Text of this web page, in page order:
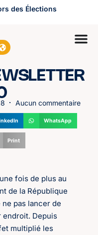
des Élections
Aucun commentaire
WhatsApp
Print
fois de plus au
de la République
pas lancer de
endroit. Depuis
multiplié les